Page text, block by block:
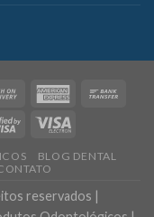
BLOG DENTAL
reservados |